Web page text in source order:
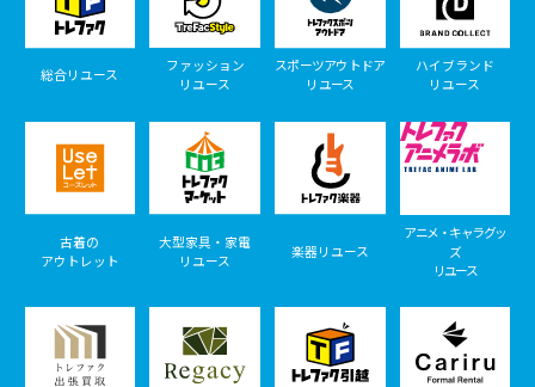
総合リユース
ファッション
リユース
スポーツアウトドア
リユース
ハイブランド
リユース
古着の
アウトレット
大型家具・家電
リユース
楽器リユース
アニメ・キャラグッ
ズ
リユース